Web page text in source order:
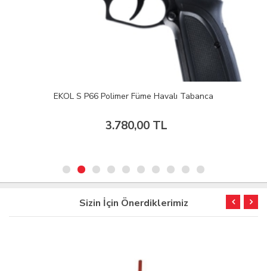
EKOL S P66 Polimer Füme Havalı Tabanca
3.780,00 TL
Sizin İçin Önerdiklerimiz